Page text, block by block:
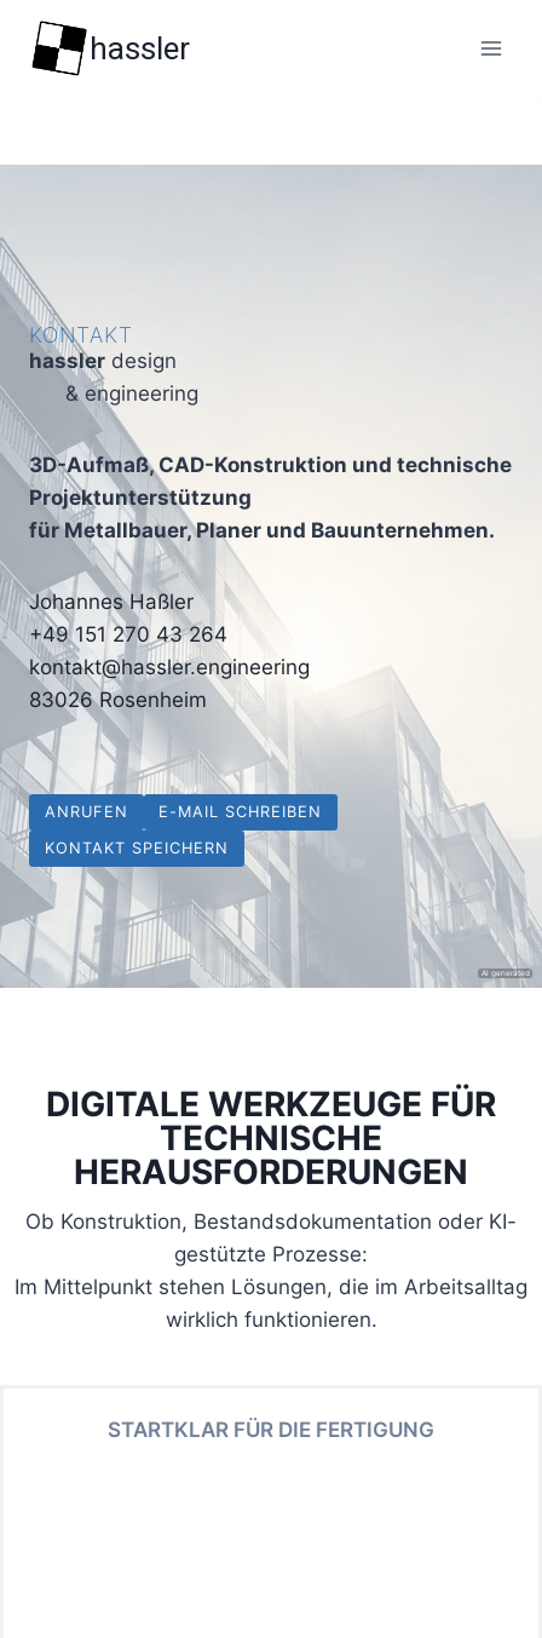
Zum
Inhalt
springen
hassler
KONTAKT
hassler design
& engineering
3D-Aufmaß, CAD-Konstruktion und technische
Projektunterstützung
für Metallbauer, Planer und Bauunternehmen.
Johannes Haßler
+49 151 270 43 264
kontakt@hassler.engineering
83026 Rosenheim
ANRUFEN E-MAIL SCHREIBEN
KONTAKT SPEICHERN
DIGITALE WERKZEUGE FÜR
TECHNISCHE
HERAUSFORDERUNGEN
Ob Konstruktion, Bestandsdokumentation oder KI-
gestützte Prozesse:
Im Mittelpunkt stehen Lösungen, die im Arbeitsalltag
wirklich funktionieren.
STARTKLAR FÜR DIE FERTIGUNG